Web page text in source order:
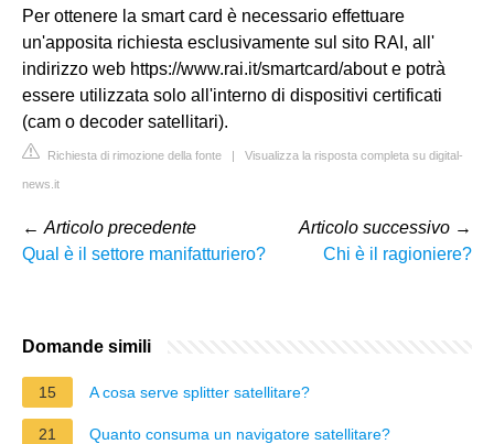
Per ottenere la smart card è necessario effettuare
un'apposita richiesta esclusivamente sul sito RAI, all'
indirizzo web https://www.rai.it/smartcard/about e potrà
essere utilizzata solo all'interno di dispositivi certificati
(cam o decoder satellitari).
Richiesta di rimozione della fonte | Visualizza la risposta completa su digital-
news.it
← Articolo precedente
Qual è il settore manifatturiero?
Articolo successivo →
Chi è il ragioniere?
Domande simili
15 A cosa serve splitter satellitare?
21 Quanto consuma un navigatore satellitare?